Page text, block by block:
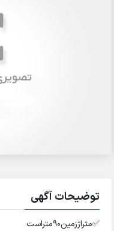
توضیحات آگهی
✅️متراژزمین۹۰متراست